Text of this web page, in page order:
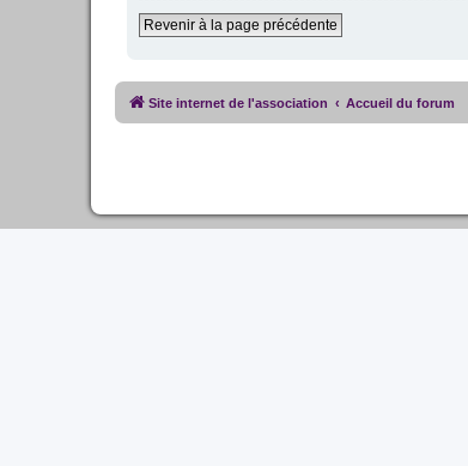
Revenir à la page précédente
Site internet de l'association Accueil du forum